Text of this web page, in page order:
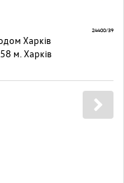
Харків
м. Харків
24400/39